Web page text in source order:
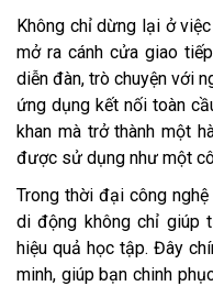
Không chỉ dừng lại ở
mở ra cánh cửa giao
diễn đàn, trò chuyện với
ứng dụng kết nối toàn
khan mà trở thành một
được sử dụng như một
Trong thời đại công
di động không chỉ giúp
hiệu quả học tập. Đây
minh, giúp bạn chinh